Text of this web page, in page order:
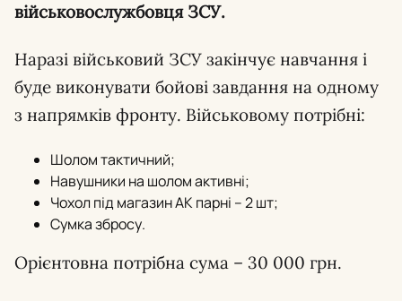
військовослужбовця ЗСУ.
Наразі військовий ЗСУ закінчує навчання і
буде виконувати бойові завдання на одному
з напрямків фронту. Військовому потрібні:
Шолом тактичний;
Навушники на шолом активні;
Чохол під магазин АК парні – 2 шт;
Сумка збросу.
Орієнтовна потрібна сума – 30 000 грн.